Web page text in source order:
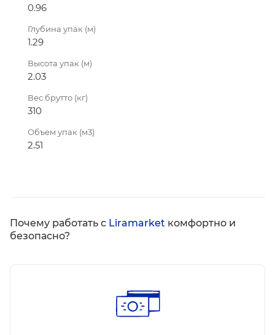
0.96
Глубина упак (м)
1.29
Высота упак (м)
2.03
Вес брутто (кг)
310
Объем упак (м3)
2.51
Почему работать с Liramarket комфортно и
безопасно?